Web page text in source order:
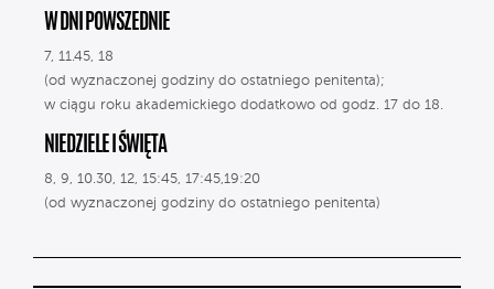
W DNI POWSZEDNIE
7, 11.45, 18
(od wyznaczonej godziny do ostatniego penitenta);
w ciągu roku akademickiego dodatkowo od godz. 17 do 18.
NIEDZIELE I ŚWIĘTA
8, 9, 10.30, 12, 15:45, 17:45,19:20
(od wyznaczonej godziny do ostatniego penitenta)